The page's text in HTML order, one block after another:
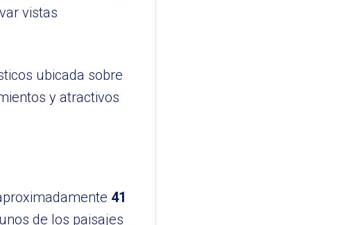
vistas
ubicada sobre
y atractivos
41
de los paisajes